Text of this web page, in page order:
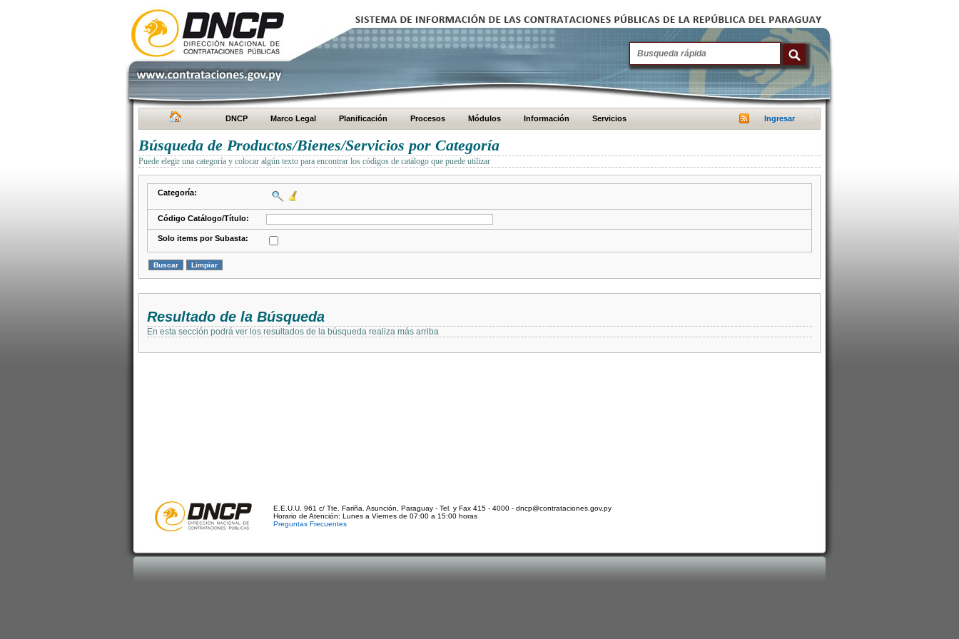
DNCP Marco Legal Planificación Procesos Módulos Información Servicios Ingresar
Búsqueda de Productos/Bienes/Servicios por Categoría
Puede elegir una categoría y colocar algún texto para encontrar los códigos de catálogo que puede utilizar
Categoría:
Código Catálogo/Título:
Solo items por Subasta:
Resultado de la Búsqueda
En esta sección podrá ver los resultados de la búsqueda realiza más arriba
E.E.U.U. 961 c/ Tte. Fariña. Asunción, Paraguay - Tel. y Fax 415 - 4000 - dncp@contrataciones.gov.py
Horario de Atención: Lunes a Viernes de 07:00 a 15:00 horas
Preguntas Frecuentes